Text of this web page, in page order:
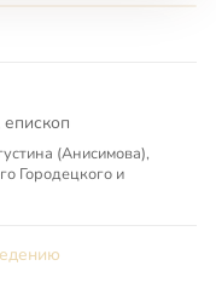
(Анисимова),
Городецкого и